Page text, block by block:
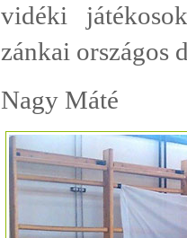
vidéki játé
zánkai országos
Nagy Máté